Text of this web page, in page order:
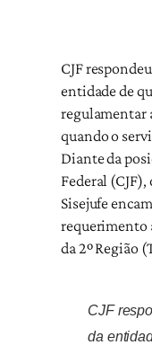
CJF
entidade de
regulamentar
quando o
Diante da
Federal
Sisejufe
requerimento
da 2º Região
CJF
da